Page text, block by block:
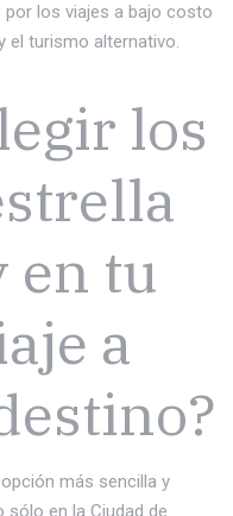
los viajes a bajo costo
el turismo alternativo.
los
en tu
a
más sencilla y
en la Ciudad de